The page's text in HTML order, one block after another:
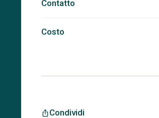
Contatto
Costo
ios_shareCondividi